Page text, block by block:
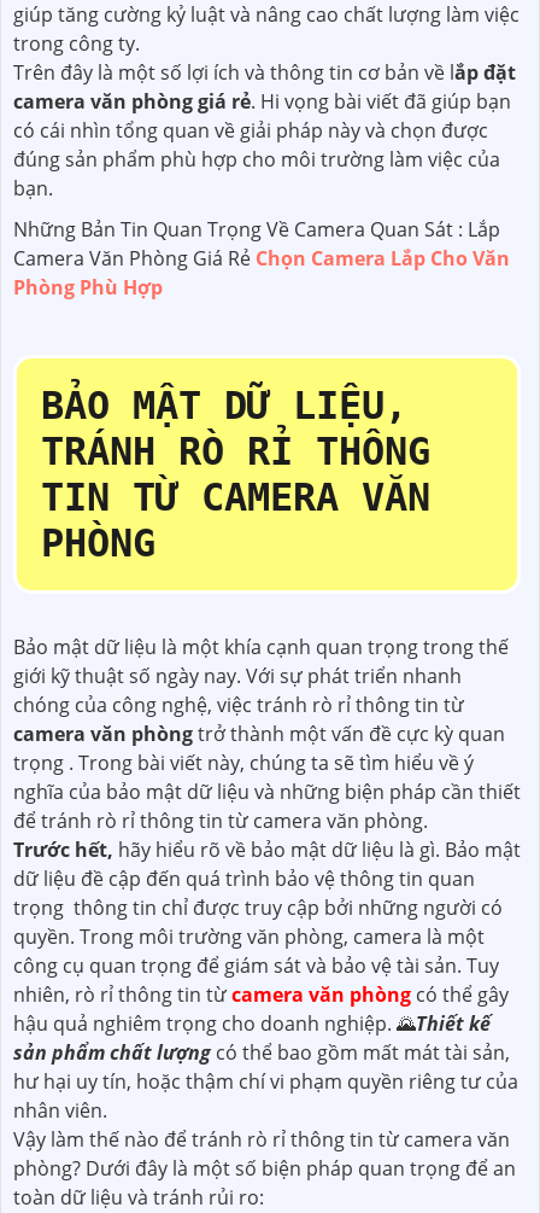
giúp tăng cường kỷ luật và nâng cao chất lượng làm việc
trong công ty.
Trên đây là một số lợi ích và thông tin cơ bản về lắp đặt
camera văn phòng giá rẻ. Hi vọng bài viết đã giúp bạn
có cái nhìn tổng quan về giải pháp này và chọn được
đúng sản phẩm phù hợp cho môi trường làm việc của
bạn.
Những Bản Tin Quan Trọng Về Camera Quan Sát : Lắp
Camera Văn Phòng Giá Rẻ Chọn Camera Lắp Cho Văn
Phòng Phù Hợp
BẢO MẬT DỮ LIỆU,
TRÁNH RÒ RỈ THÔNG
TIN TỪ CAMERA VĂN
PHÒNG
Bảo mật dữ liệu là một khía cạnh quan trọng trong thế
giới kỹ thuật số ngày nay. Với sự phát triển nhanh
chóng của công nghệ, việc tránh rò rỉ thông tin từ
camera văn phòngtrở thành một vấn đề cực kỳ quan
trọng . Trong bài viết này, chúng ta sẽ tìm hiểu về ý
nghĩa của bảo mật dữ liệu và những biện pháp cần thiết
để tránh rò rỉ thông tin từ camera văn phòng.
Trước hết, hãy hiểu rõ về bảo mật dữ liệu là gì. Bảo mật
dữ liệu đề cập đến quá trình bảo vệ thông tin quan
trọng thông tin chỉ được truy cập bởi những người có
quyền. Trong môi trường văn phòng, camera là một
công cụ quan trọng để giám sát và bảo vệ tài sản. Tuy
nhiên, rò rỉ thông tin từcamera văn phòng có thể gây
hậu quả nghiêm trọng cho doanh nghiệp. 🌄Thiết kế
sản phẩm chất lượngcó thể bao gồm mất mát tài sản,
hư hại uy tín, hoặc thậm chí vi phạm quyền riêng tư của
nhân viên.
Vậy làm thế nào để tránh rò rỉ thông tin từ camera văn
phòng? Dưới đây là một số biện pháp quan trọng để an
toàn dữ liệu và tránh rủi ro: